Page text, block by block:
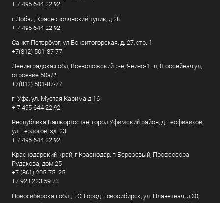
+ 7 495 644 22 92
г.Лобня, Краснополянский тупик, д.2Б
+ 7 495 644 22 92
Санкт-Петербург, ул Бокситогорская, д. 27, стр. 1
+7(812) 501-87-77
Ленинградская обл, Всеволожский р-н, Янино-1 гп, Шоссейная ул,
строение 50а/2
+7(812) 501-87-77
г. Уфа, ул. Мустая Карима д.16
+ 7 495 644 22 92
Республика Башкортостан, город Уфимский район, д. Геофизиков,
ул. Геологов, зд. 23
+ 7 495 644 22 92
Краснодарский край, г Краснодар, п Березовый, Профессора
Рудакова, дом 25
+7 (861) 205-75- 25
+7 928 223 59 73
Новосибирская обл., Г.О. Город Новосибирск, ул. Планетная, д.30,